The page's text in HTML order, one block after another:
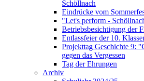
Schöllnach
Eindrücke vom
"Let's perform -
Betriebsbesichtigung der
Entlassfeier der 10.
Projekttag Geschichte 9:
gegen das Vergessen
Tag der Ehrungen
Archiv